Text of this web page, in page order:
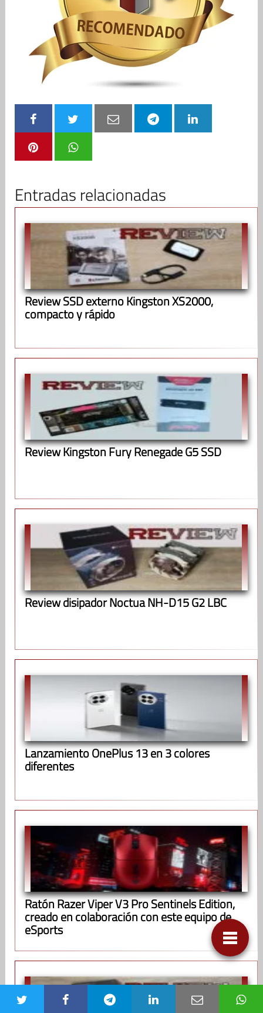
Entradas relacionadas
Review SSD externo Kingston XS2000,
compacto y rápido
Review Kingston Fury Renegade G5 SSD
Review disipador Noctua NH-D15 G2 LBC
Lanzamiento OnePlus 13 en 3 colores
diferentes
Ratón Razer Viper V3 Pro Sentinels Edition,
creado en colaboración con este equipo de
eSports